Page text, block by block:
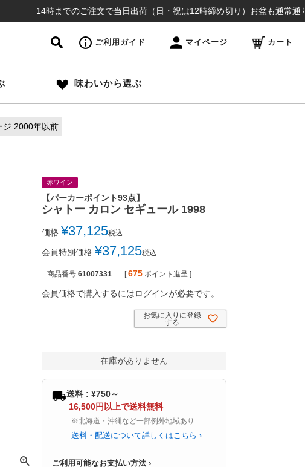
時までのご注文で当日出荷（日・祝は12時締め切り）お盆も通常通り出荷
ご利用ガイド マイページ カート
味わいから選ぶ
ジ 2000年以前
赤ワイン
【パーカーポイント93点】
シャトー カロン セギュール 1998
価格 ¥37,125税込
会員特別価格 ¥37,125税込
商品番号 61007331 [ 675 ポイント進呈 ]
会員価格で購入するにはログインが必要です。
お気に入りに登録
する
在庫がありません
送料 : ¥750～
16,500円以上で送料無料
※北海道・沖縄など一部例外地域あり
送料・配送について詳しくはこちら ›
ご利用可能なお支払い方法 ›